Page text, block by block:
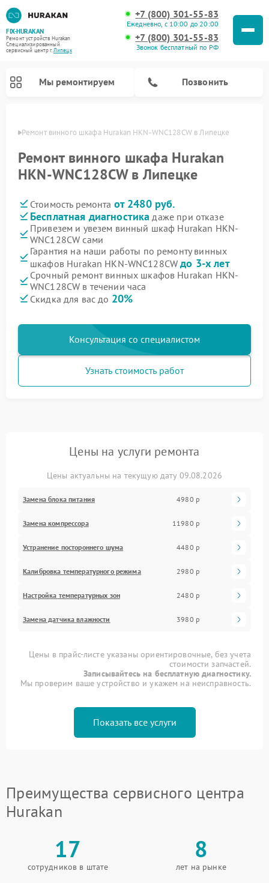
FIX-HURAKAN
Ремонт устройств Hurakan
Специализированный
cервисный центр г.Липецк
+7 (800) 301-55-83
Ежедневно, с 10:00 до 20:00
+7 (800) 301-55-83
Звонок бесплатный по РФ
Мы ремонтируем Позвонить
Ремонт винного шкафа Hurakan HKN-WNC128CW в Липецке
Ремонт винного шкафа Hurakan
HKN-WNC128CW в Липецке
Стоимость ремонта от 2480 руб.
Бесплатная диагностика даже при отказе
Привезем и увезем винный шкаф Hurakan HKN-
WNC128CW сами
Гарантия на наши работы по ремонту винных
шкафов Hurakan HKN-WNC128CWдо 3-х лет
Срочный ремонт винных шкафов Hurakan HKN-
WNC128CW в течении часа
Скидка для вас до 20%
Консультация со специалистом
Узнать стоимость работ
Цены на услуги ремонта
Цены актуальны на текущую дату 09.08.2026
Замена блока питания 4980 р
Замена компрессора 11980 р
Устранение постороннего шума 4480 р
Калибровка температурного режима 2980 р
Настройка температурных зон 2480 р
Замена датчика влажности 3980 р
Цены в прайс-листе указаны ориентировочные, без учета
стоимости запчастей.
Записывайтесь на бесплатную диагностику.
Мы проверим ваше устройство и укажем на неисправность.
Показать все услуги
Преимущества сервисного центра
Hurakan
17
сотрудников в штате
8
лет на рынке